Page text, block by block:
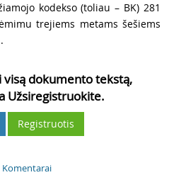
kodekso (toliau – BK) 281
trejiems metams šešiems
dokumento tekstą,
Užsiregistruokite.
Registruotis
Komentarai